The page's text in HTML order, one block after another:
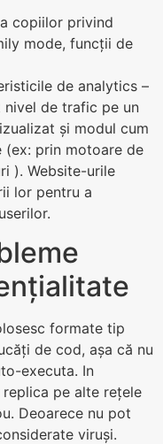
copiilor privind
mode, funcții de
de analytics –
nivel de trafic pe un
și modul cum
(ex: prin motoare de
). Website-urile
lor pentru a
formate tip
de cod, așa că nu
executa. In
pe alte rețele
Deoarece nu pot
viruși.